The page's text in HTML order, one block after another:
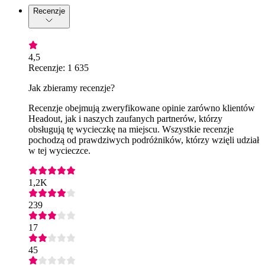
Recenzje
4,5
Recenzje: 1 635
Jak zbieramy recenzje?
Recenzje obejmują zweryfikowane opinie zarówno klientów
Headout, jak i naszych zaufanych partnerów, którzy
obsługują tę wycieczkę na miejscu. Wszystkie recenzje
pochodzą od prawdziwych podróżników, którzy wzięli udział
w tej wycieczce.
1,2K
239
17
45